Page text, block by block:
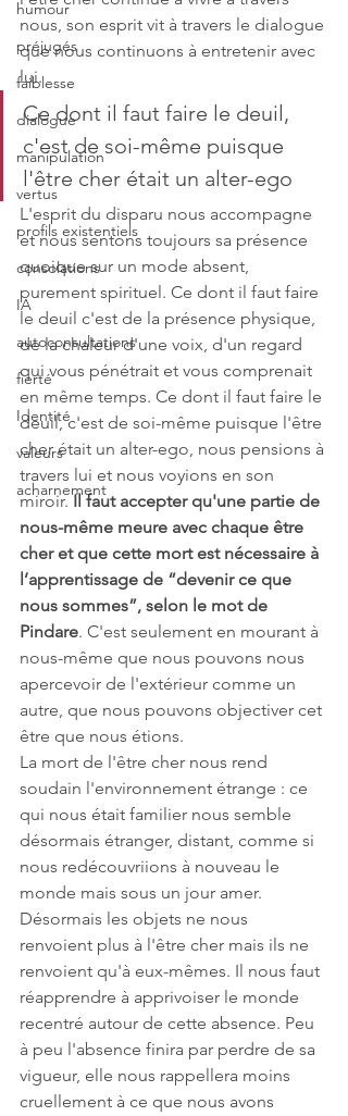
humour
préjugés
faiblesse
dialogue
manipulation
vertus
profils existentiels
consolations
IA
autoconsultations
fierté
Identité
valeurs
acharnement
nous, son esprit vit à travers le dialogue
que nous continuons à entretenir avec
lui.
Ce dont il faut faire le deuil,
c'est de soi-même puisque
l'être cher était un alter-ego
L'esprit du disparu nous accompagne
et nous sentons toujours sa présence
quoique sur un mode absent,
purement spirituel. Ce dont il faut faire
le deuil c'est de la présence physique,
de la chaleur d'une voix, d'un regard
qui vous pénétrait et vous comprenait
en même temps. Ce dont il faut faire le
deuil, c'est de soi-même puisque l'être
cher était un alter-ego, nous pensions à
travers lui et nous voyions en son
miroir. Il faut accepter qu'une partie de
nous-même meure avec chaque être
cher et que cette mort est nécessaire à
l’apprentissage de “devenir ce que
nous sommes”, selon le mot de
Pindare. C'est seulement en mourant à
nous-même que nous pouvons nous
apercevoir de l'extérieur comme un
autre, que nous pouvons objectiver cet
être que nous étions.
La mort de l'être cher nous rend
soudain l'environnement étrange : ce
qui nous était familier nous semble
désormais étranger, distant, comme si
nous redécouvriions à nouveau le
monde mais sous un jour amer.
Désormais les objets ne nous
renvoient plus à l'être cher mais ils ne
renvoient qu'à eux-mêmes. Il nous faut
réapprendre à apprivoiser le monde
recentré autour de cette absence. Peu
à peu l'absence finira par perdre de sa
vigueur, elle nous rappellera moins
cruellement à ce que nous avons